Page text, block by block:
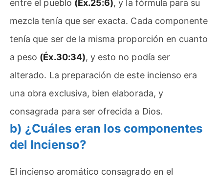
entre el pueblo (Éx.25:6), y la fórmula para su
mezcla tenía que ser exacta. Cada componente
tenía que ser de la misma proporción en cuanto
a peso (Éx.30:34), y esto no podía ser
alterado. La preparación de este incienso era
una obra exclusiva, bien elaborada, y
consagrada para ser ofrecida a Dios.
b) ¿Cuáles eran los componentes
del Incienso?
El incienso aromático consagrado en el